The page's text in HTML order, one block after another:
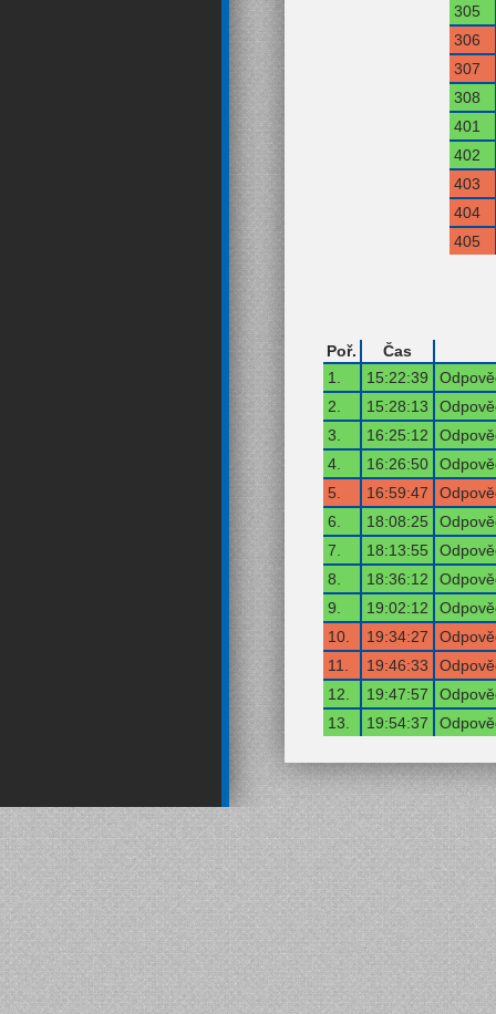
305
306
307
308
401
402
403
404
405
Poř.
Čas
1.
15:22:39
2.
15:28:13
3.
16:25:12
4.
16:26:50
5.
16:59:47
6.
18:08:25
7.
18:13:55
8.
18:36:12
9.
19:02:12
10.
19:34:27
11.
19:46:33
12.
19:47:57
13.
19:54:37